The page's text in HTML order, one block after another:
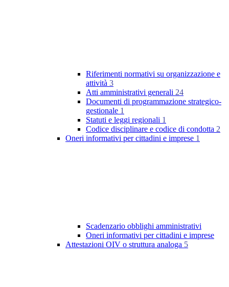
Riferimenti normativi su organizzazione e
attività 3
Atti amministrativi generali 24
Documenti di programmazione strategico-
gestionale 1
Statuti e leggi regionali 1
Codice disciplinare e codice di condotta 2
Oneri informativi per cittadini e imprese 1
Scadenzario obblighi amministrativi
Oneri informativi per cittadini e imprese
Attestazioni OIV o struttura analoga 5